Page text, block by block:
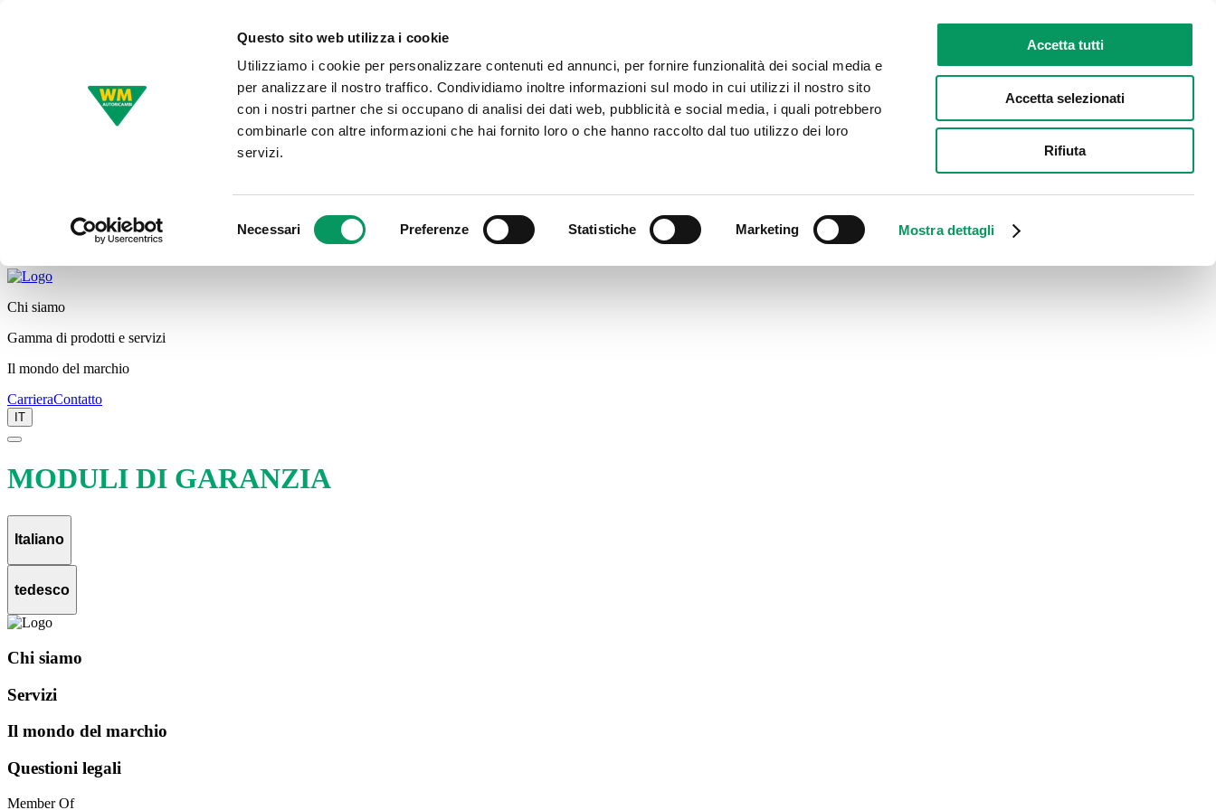
Questo sito web utilizza i cookie
Utilizziamo i cookie per personalizzare contenuti ed annunci, per fornire funzionalità dei social media e
per analizzare il nostro traffico. Condividiamo inoltre informazioni sul modo in cui utilizzi il nostro sito
con i nostri partner che si occupano di analisi dei dati web, pubblicità e social media, i quali potrebbero
combinarle con altre informazioni che hai fornito loro o che hanno raccolto dal tuo utilizzo dei loro
servizi.
Necessari Preferenze Statistiche Marketing Mostra dettagli
Accetta tutti
Accetta selezionati
Rifiuta
Chi siamo
Gamma di prodotti e servizi
Il mondo del marchio
CarrieraContatto
IT
MODULI DI GARANZIA
Italiano
tedesco
Chi siamo
Servizi
Il mondo del marchio
Questioni legali
Member Of